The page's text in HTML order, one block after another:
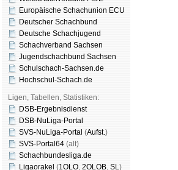
Europäische Schachunion ECU
Deutscher Schachbund
Deutsche Schachjugend
Schachverband Sachsen
Jugendschachbund Sachsen
Schulschach-Sachsen.de
Hochschul-Schach.de
Ligen, Tabellen, Statistiken:
DSB-Ergebnisdienst
DSB-NuLiga-Portal
SVS-NuLiga-Portal (Aufst.)
SVS-Portal64 (alt)
Schachbundesliga.de
Ligaorakel (1OLO, 2OLOB, SL)